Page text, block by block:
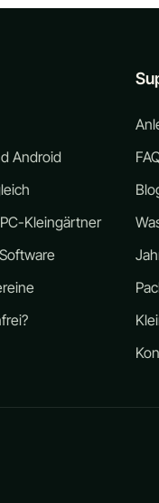
Android
Kleingärtner